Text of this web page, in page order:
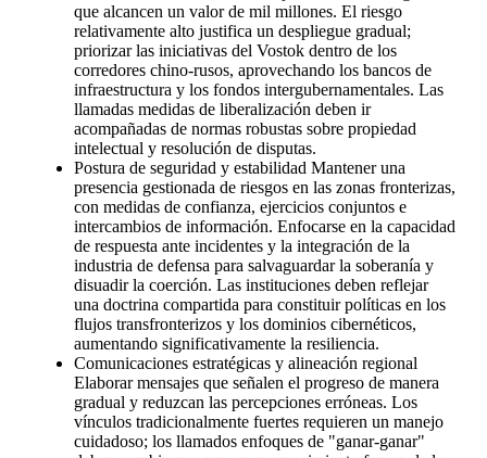
que alcancen un valor de mil millones. El riesgo
relativamente alto justifica un despliegue gradual;
priorizar las iniciativas del Vostok dentro de los
corredores chino-rusos, aprovechando los bancos de
infraestructura y los fondos intergubernamentales. Las
llamadas medidas de liberalización deben ir
acompañadas de normas robustas sobre propiedad
intelectual y resolución de disputas.
Postura de seguridad y estabilidad Mantener una
presencia gestionada de riesgos en las zonas fronterizas,
con medidas de confianza, ejercicios conjuntos e
intercambios de información. Enfocarse en la capacidad
de respuesta ante incidentes y la integración de la
industria de defensa para salvaguardar la soberanía y
disuadir la coerción. Las instituciones deben reflejar
una doctrina compartida para constituir políticas en los
flujos transfronterizos y los dominios cibernéticos,
aumentando significativamente la resiliencia.
Comunicaciones estratégicas y alineación regional
Elaborar mensajes que señalen el progreso de manera
gradual y reduzcan las percepciones erróneas. Los
vínculos tradicionalmente fuertes requieren un manejo
cuidadoso; los llamados enfoques de "ganar-ganar"